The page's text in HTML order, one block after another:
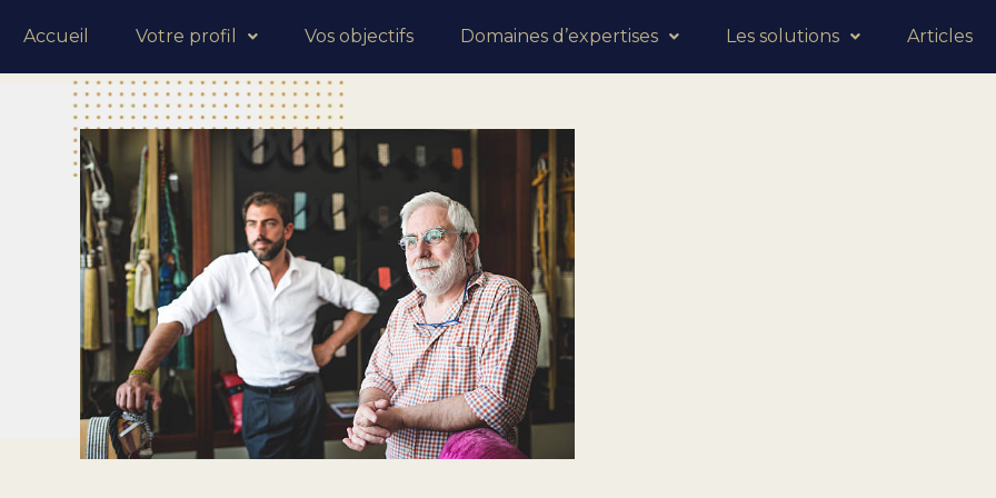
Accueil Votre profil Vos objectifs Domaines d’expertises Les solutions Articles